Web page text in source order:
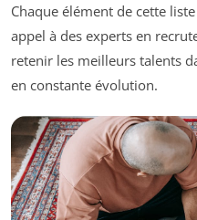
Chaque élément de cette
appel à des experts en
retenir les meilleurs talents
en constante évolution.